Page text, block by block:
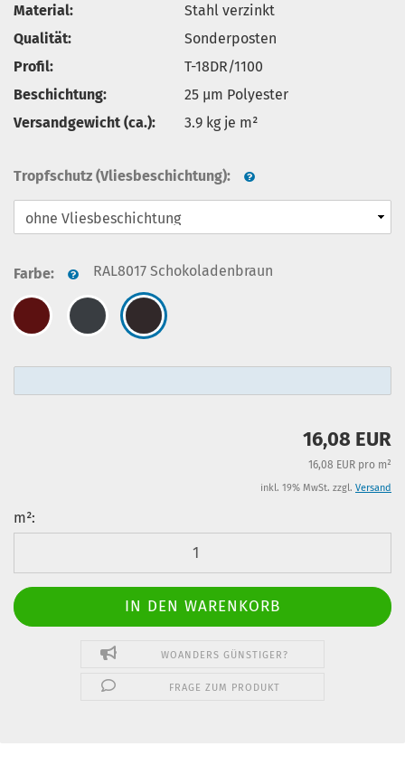
Material:
Stahl verzinkt
Qualität:
Sonderposten
Profil:
T-18DR/1100
Beschichtung:
25 µm Polyester
Versandgewicht (ca.):
3.9 kg je m²
Tropfschutz (Vliesbeschichtung):
Farbe: RAL8017 Schokoladenbraun
16,08 EUR
16,08 EUR pro m²
inkl. 19% MwSt. zzgl. Versand
m²:
WOANDERS GÜNSTIGER?
FRAGE ZUM PRODUKT